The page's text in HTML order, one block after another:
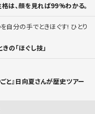
は、顔を見れば99%わかる。
自分の手でときほぐす! ひとり
の「ほぐし技」
と』日向夏さんが歴史ツアー